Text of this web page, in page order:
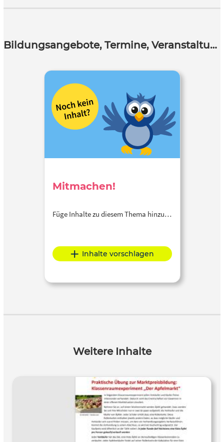
Bildungsangebote, Termine, Veranstaltungen
Mitmachen!
Füge Inhalte zu diesem Thema hinzu…
Inhalte vorschlagen
Weitere Inhalte